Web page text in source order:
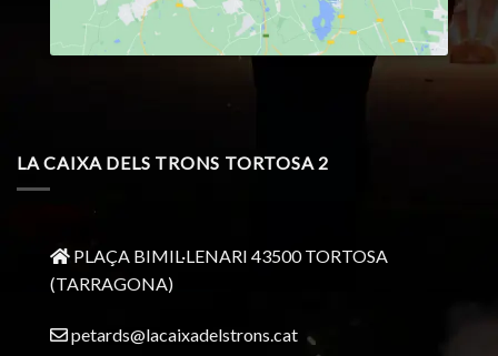
LA CAIXA DELS TRONS TORTOSA 2
PLAÇA BIMIL·LENARI 43500 TORTOSA
(TARRAGONA)
petards@lacaixadelstrons.cat